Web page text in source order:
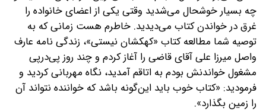
چه بسیار خوشحال می‌شدید وقتی یکی از اعضای خانواده را
غرق در خواندن کتاب می‌دیدید. خاطرم هست زمانی که به
توصیه شما مطالعه کتاب «کهکشان نیستی»، زندگی نامه عارف
واصل میرزا علی آقای قاضی را آغاز کردم و چند روز پی‌درپی
مشغول خواندنش بودم به اتاقم آمدید، نگاه مهربانی کردید و
فرمودید: «کتاب خوب باید این‌گونه باشد که خواننده نتواند آن
را زمین بگذارد».